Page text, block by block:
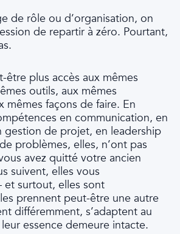
de rôle ou d’organisation, on
de repartir à zéro. Pourtant,
être plus accès aux mêmes
outils, aux mêmes
mêmes façons de faire. En
en communication, en
gestion de projet, en leadership
problèmes, elles, n’ont pas
avez quitté votre ancien
suivent, elles vous
surtout, elles sont
prennent peut-être une autre
différemment, s’adaptent au
essence demeure intacte.